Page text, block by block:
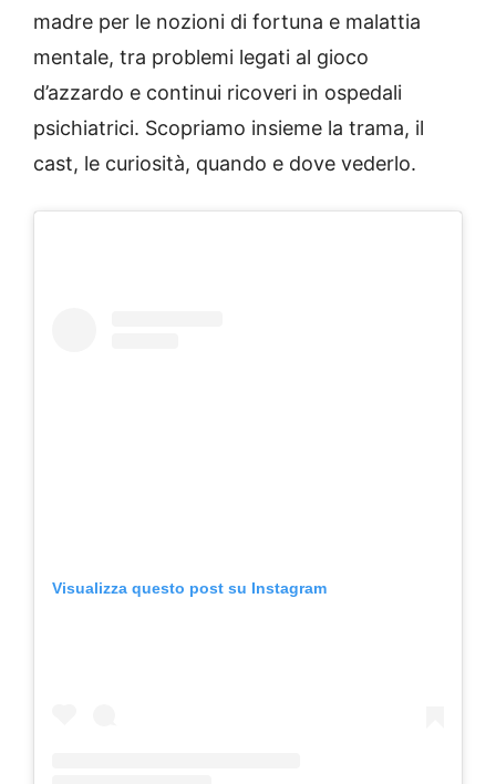
madre per le nozioni di fortuna e malattia
mentale, tra problemi legati al gioco
d’azzardo e continui ricoveri in ospedali
psichiatrici. Scopriamo insieme la trama, il
cast, le curiosità, quando e dove vederlo.
Visualizza questo post su Instagram